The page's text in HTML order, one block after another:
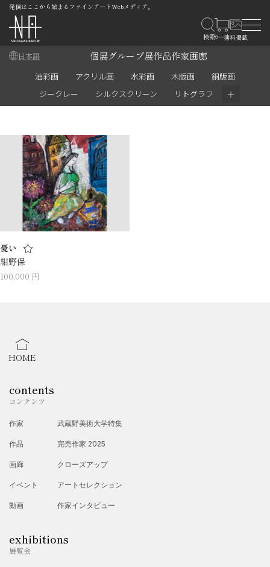
発信はここから始まるファインアートWebメディア。
日本語 個展グループ展作品作家画廊
油彩画 アクリル画 水彩画 木版画
銅版画
ジークレー
シルクスクリーン リトグラフ ＋
憂い
紺野保
100,000 円
HOME
contents
コンテンツ
作家
作品
画廊
イベント
動画
武蔵野美術大学特集
完売作家 2025
クローズアップ
アートセレクション
作家インタビュー
exhibitions
展覧会